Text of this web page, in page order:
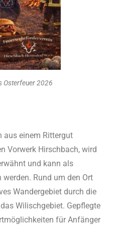
Osterfeuer 2026
aus einem Rittergut
Vorwerk Hirschbach, wird
und kann als
Rund um den Ort
Wandergebiet durch die
Wilischgebiet. Gepflegte
für Anfänger